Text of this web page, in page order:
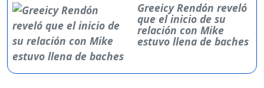
Greeicy Rendón reveló
que el inicio de su
relación con Mike
estuvo llena de baches